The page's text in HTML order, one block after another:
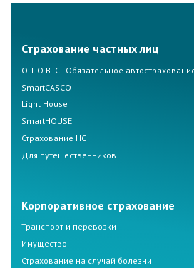
Страхование частных лиц
ОГПО ВТС - Обязательное
SmartCASCO
Light House
SmartHOUSE
Страхование НС
Для путешественников
Корпоративное страхование
Транспорт и перевозки
Имущество
Страхование на случай болезни